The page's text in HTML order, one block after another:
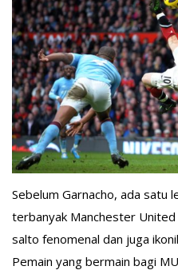
Sebelum Garnacho, ada satu
terbanyak Manchester
salto fenomenal dan juga
Pemain yang bermain bagi